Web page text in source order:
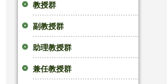
教授群
副教授群
助理教授群
兼任教授群